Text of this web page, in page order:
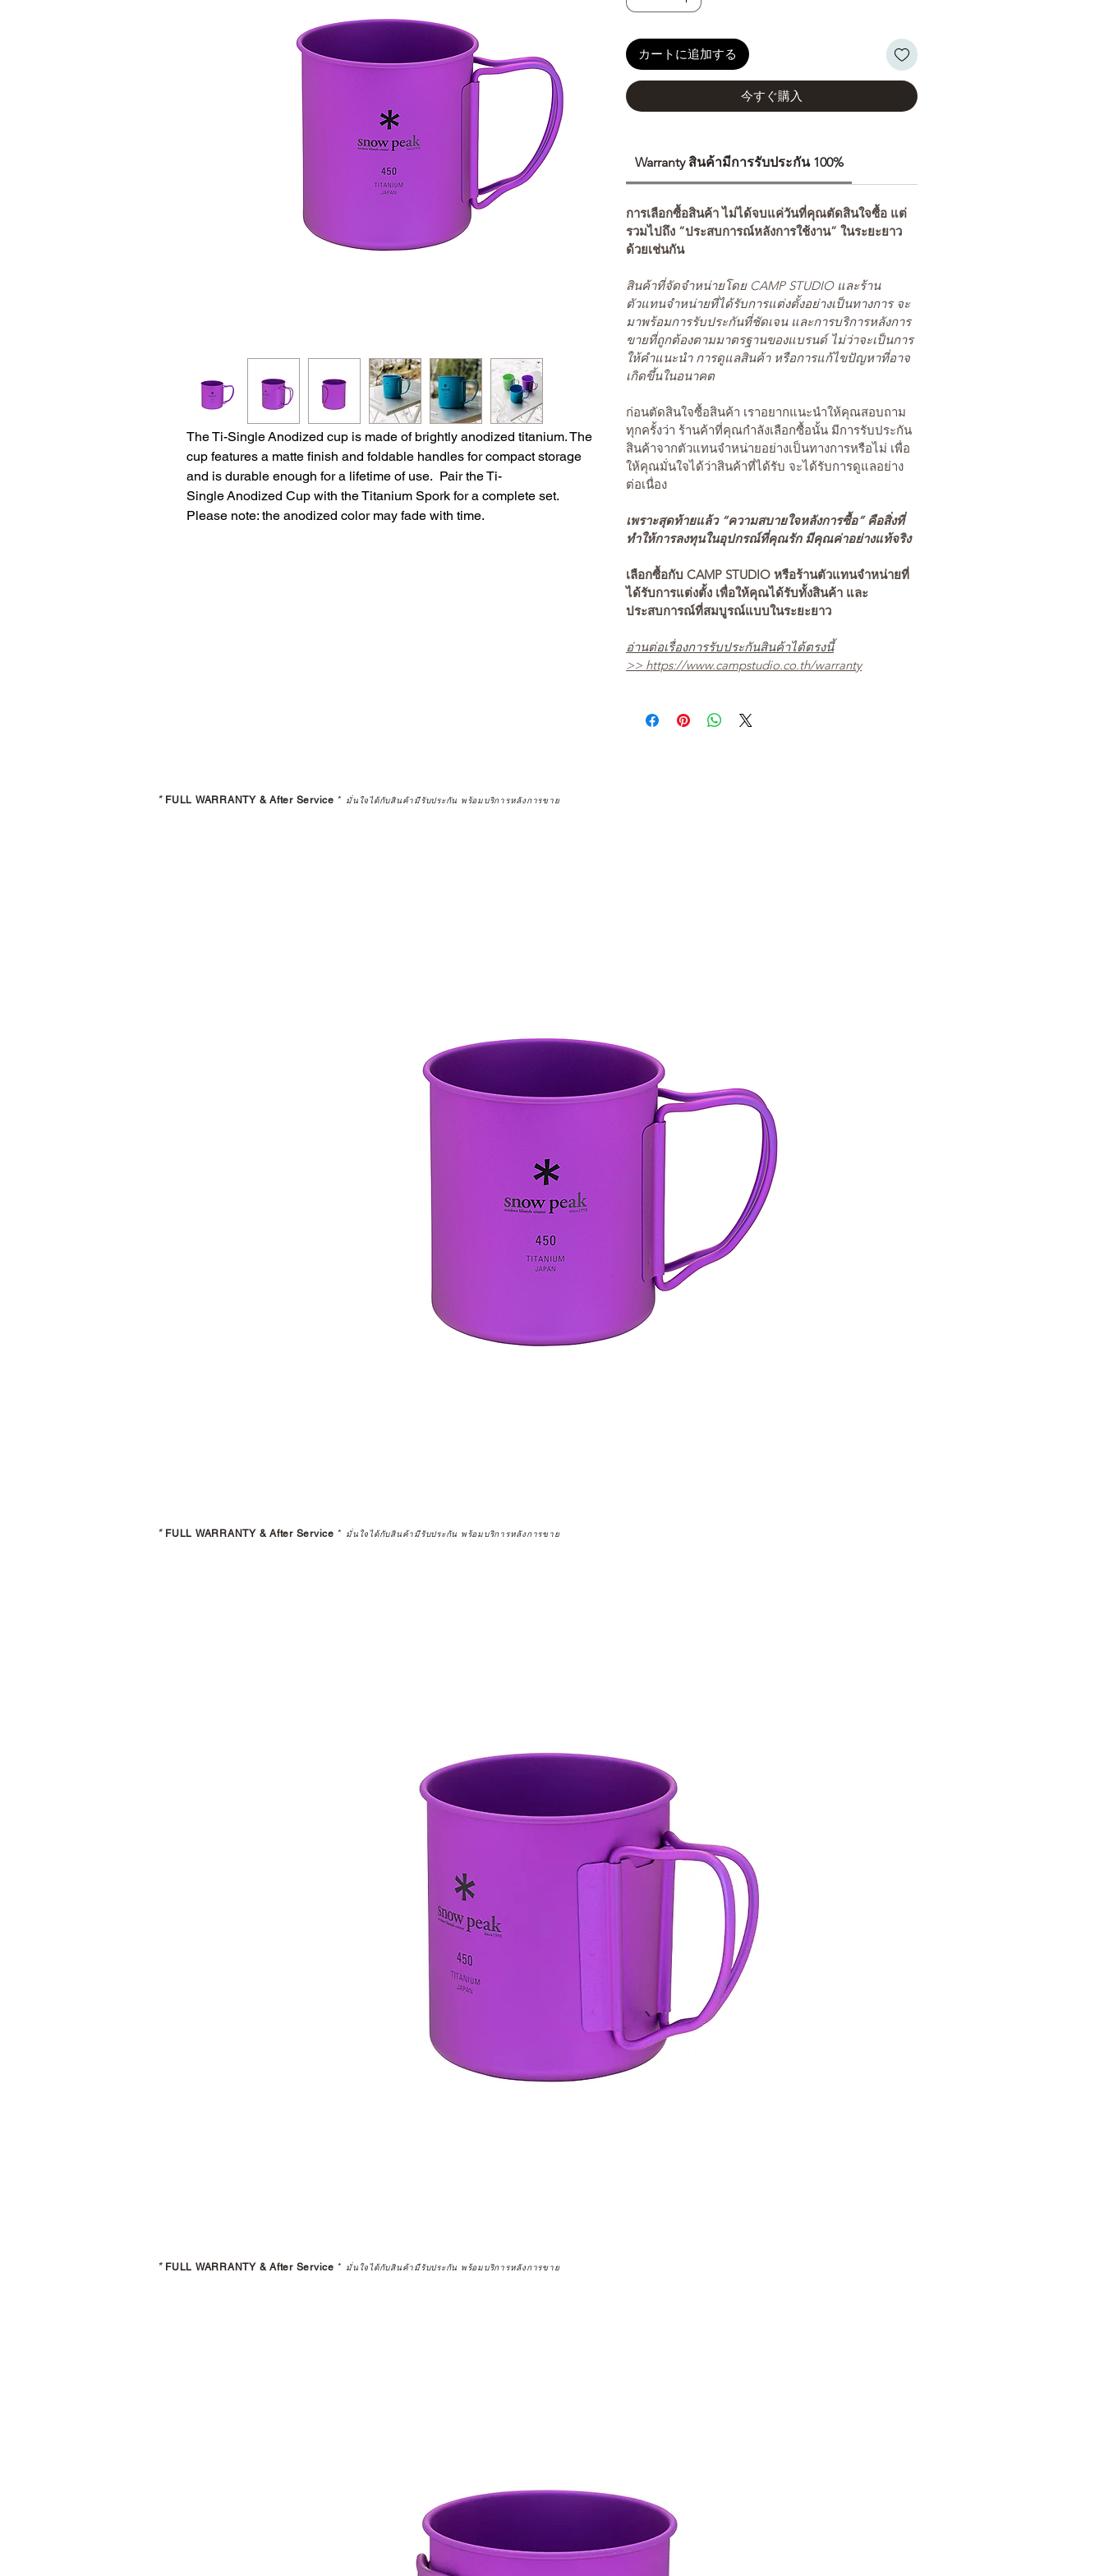
The Ti-Single Anodized cup is made of brightly anodized titanium. The
cup features a matte finish and foldable handles for compact storage
and is durable enough for a lifetime of use.  Pair the Ti-
Single Anodized Cup with the Titanium Spork for a complete set.
Please note: the anodized color may fade with time.
カートに追加する
今すぐ購入
Warranty สินค้ามีการรับประกัน 100%
การเลือกซื้อสินค้า ไม่ได้จบแค่วันที่คุณตัดสินใจซื้อ แต่
รวมไปถึง “ประสบการณ์หลังการใช้งาน” ในระยะยาว
ด้วยเช่นกัน
สินค้าที่จัดจำหน่ายโดย CAMP STUDIO และร้าน
ตัวแทนจำหน่ายที่ได้รับการแต่งตั้งอย่างเป็นทางการ จะ
มาพร้อมการรับประกันที่ชัดเจน และการบริการหลังการ
ขายที่ถูกต้องตามมาตรฐานของแบรนด์ ไม่ว่าจะเป็นการ
ให้คำแนะนำ การดูแลสินค้า หรือการแก้ไขปัญหาที่อาจ
เกิดขึ้นในอนาคต
ก่อนตัดสินใจซื้อสินค้า เราอยากแนะนำให้คุณสอบถาม
ทุกครั้งว่า ร้านค้าที่คุณกำลังเลือกซื้อนั้น มีการรับประกัน
สินค้าจากตัวแทนจำหน่ายอย่างเป็นทางการหรือไม่ เพื่อ
ให้คุณมั่นใจได้ว่าสินค้าที่ได้รับ จะได้รับการดูแลอย่าง
ต่อเนื่อง
เพราะสุดท้ายแล้ว “ความสบายใจหลังการซื้อ” คือสิ่งที่
ทำให้การลงทุนในอุปกรณ์ที่คุณรัก มีคุณค่าอย่างแท้จริง
เลือกซื้อกับ CAMP STUDIO หรือร้านตัวแทนจำหน่ายที่
ได้รับการแต่งตั้ง เพื่อให้คุณได้รับทั้งสินค้า และ
ประสบการณ์ที่สมบูรณ์แบบในระยะยาว
อ่านต่อเรื่องการรับประกันสินค้าได้ตรงนี้
>> https://www.campstudio.co.th/warranty
* FULL WARRANTY & After Service * มั่นใจได้กับสินค้ามีรับประกัน พร้อมบริการหลังการขาย
* FULL WARRANTY & After Service * มั่นใจได้กับสินค้ามีรับประกัน พร้อมบริการหลังการขาย
* FULL WARRANTY & After Service * มั่นใจได้กับสินค้ามีรับประกัน พร้อมบริการหลังการขาย